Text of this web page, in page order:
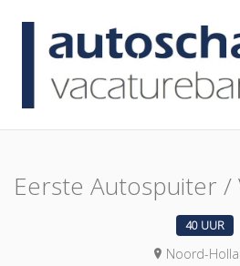
Eerste Autospuiter
40 UUR
Noord-